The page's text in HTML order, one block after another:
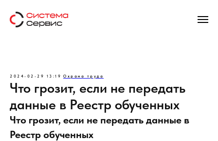
2024-02-29 13:19 Охрана труда
Что грозит, если не передать
данные в Реестр обученных
Что грозит, если не передать данные в
Реестр обученных